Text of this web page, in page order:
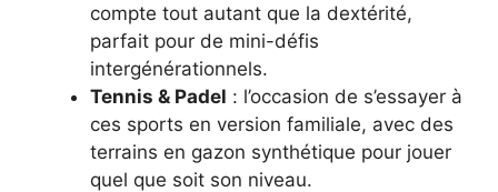
compte tout autant que la dextérité,
parfait pour de mini-défis
intergénérationnels.
Tennis & Padel : l’occasion de s’essayer à
ces sports en version familiale, avec des
terrains en gazon synthétique pour jouer
quel que soit son niveau.